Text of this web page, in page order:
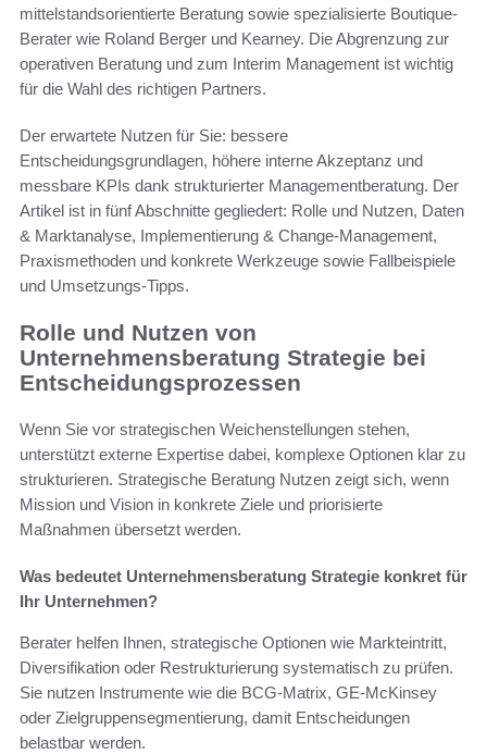
mittelstandsorientierte Beratung sowie spezialisierte Boutique-
Berater wie Roland Berger und Kearney. Die Abgrenzung zur
operativen Beratung und zum Interim Management ist wichtig
für die Wahl des richtigen Partners.
Der erwartete Nutzen für Sie: bessere
Entscheidungsgrundlagen, höhere interne Akzeptanz und
messbare KPIs dank strukturierter Managementberatung. Der
Artikel ist in fünf Abschnitte gegliedert: Rolle und Nutzen, Daten
& Marktanalyse, Implementierung & Change-Management,
Praxismethoden und konkrete Werkzeuge sowie Fallbeispiele
und Umsetzungs-Tipps.
Rolle und Nutzen von
Unternehmensberatung Strategie bei
Entscheidungsprozessen
Wenn Sie vor strategischen Weichenstellungen stehen,
unterstützt externe Expertise dabei, komplexe Optionen klar zu
strukturieren. Strategische Beratung Nutzen zeigt sich, wenn
Mission und Vision in konkrete Ziele und priorisierte
Maßnahmen übersetzt werden.
Was bedeutet Unternehmensberatung Strategie konkret für
Ihr Unternehmen?
Berater helfen Ihnen, strategische Optionen wie Markteintritt,
Diversifikation oder Restrukturierung systematisch zu prüfen.
Sie nutzen Instrumente wie die BCG-Matrix, GE‑McKinsey
oder Zielgruppensegmentierung, damit Entscheidungen
belastbar werden.